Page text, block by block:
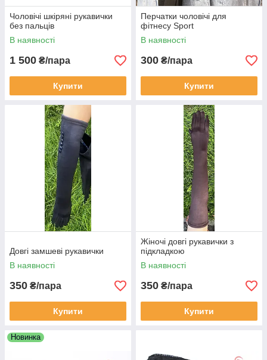
Чоловічі шкіряні рукавички
без пальців
В наявності
1 500 ₴/пара
Купити
Перчатки чоловічі для
фітнесу Sport
В наявності
300 ₴/пара
Купити
Довгі замшеві рукавички
В наявності
350 ₴/пара
Купити
Жіночі довгі рукавички з
підкладкою
В наявності
350 ₴/пара
Купити
Новинка